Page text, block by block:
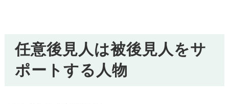
任意後見人は被後見人をサ
ポートする人物